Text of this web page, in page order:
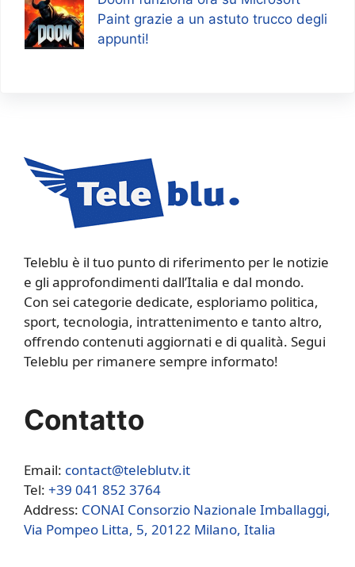
Paint grazie a un astuto trucco degli
appunti!
Teleblu è il tuo punto di riferimento per le notizie
e gli approfondimenti dall’Italia e dal mondo.
Con sei categorie dedicate, esploriamo politica,
sport, tecnologia, intrattenimento e tanto altro,
offrendo contenuti aggiornati e di qualità. Segui
Teleblu per rimanere sempre informato!
Contatto
Email: contact@teleblutv.it
Tel: +39 041 852 3764
Address: CONAI Consorzio Nazionale Imballaggi,
Via Pompeo Litta, 5, 20122 Milano, Italia